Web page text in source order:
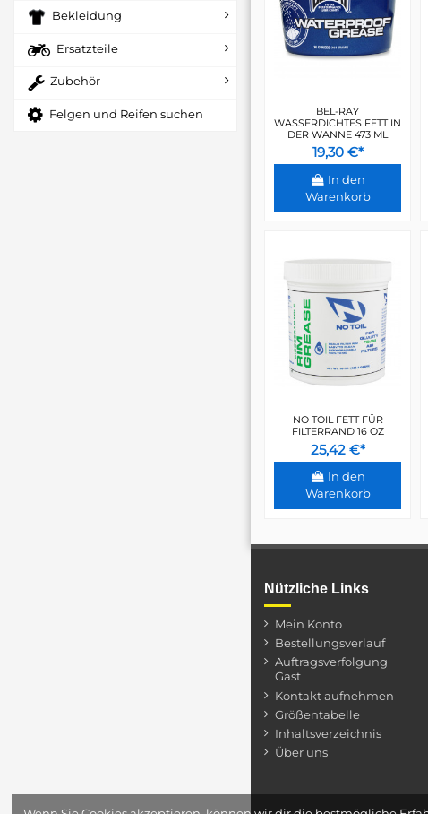
Bekleidung
Ersatzteile
Zubehör
Felgen und Reifen suchen
BEL-RAY
WASSERDICHTES FETT IN
DER WANNE 473 ML
19,30 €*
In den
Warenkorb
NO TOIL FETT FÜR
FILTERRAND 16 OZ
25,42 €*
In den
Warenkorb
Nützliche Links
Mein Konto
Bestellungsverlauf
Auftragsverfolgung
Gast
Kontakt aufnehmen
Größentabelle
Inhaltsverzeichnis
Über uns